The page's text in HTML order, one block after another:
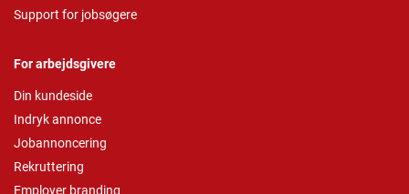
Support for jobsøgere
For arbejdsgivere
Din kundeside
Indryk annonce
Jobannoncering
Rekruttering
Employer branding